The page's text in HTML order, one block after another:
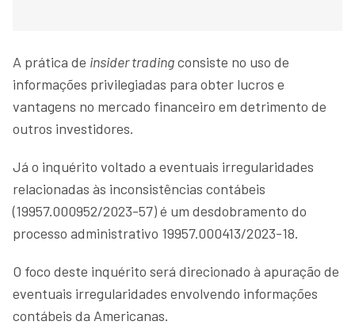
A prática de insider tradingconsiste no uso de
informações privilegiadas para obter lucros e
vantagens no mercado financeiro em detrimento de
outros investidores.
Já o inquérito voltado a eventuais irregularidades
relacionadas às inconsistências contábeis
(19957.000952/2023-57) é um desdobramento do
processo administrativo 19957.000413/2023-18.
O foco deste inquérito será direcionado à apuração de
eventuais irregularidades envolvendo informações
contábeis da Americanas.